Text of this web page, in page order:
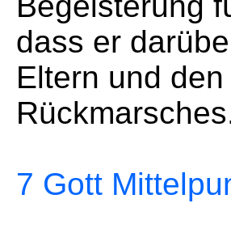
dass er
Eltern und
7 Gott